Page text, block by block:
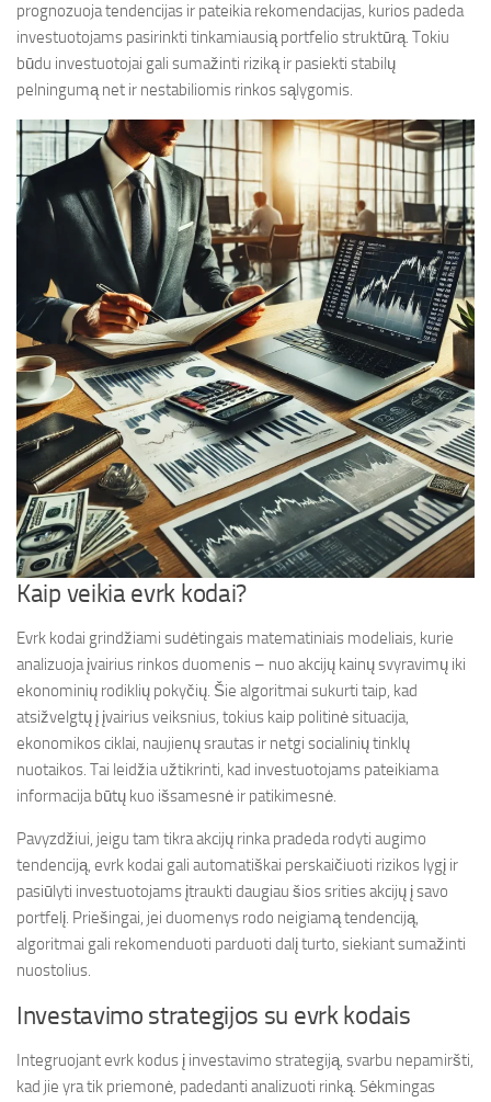
prognozuoja tendencijas ir pateikia rekomendacijas, kurios padeda
investuotojams pasirinkti tinkamiausią portfelio struktūrą. Tokiu
būdu investuotojai gali sumažinti riziką ir pasiekti stabilų
pelningumą net ir nestabiliomis rinkos sąlygomis.
Kaip veikia evrk kodai?
Evrk kodai grindžiami sudėtingais matematiniais modeliais, kurie
analizuoja įvairius rinkos duomenis – nuo akcijų kainų svyravimų iki
ekonominių rodiklių pokyčių. Šie algoritmai sukurti taip, kad
atsižvelgtų į įvairius veiksnius, tokius kaip politinė situacija,
ekonomikos ciklai, naujienų srautas ir netgi socialinių tinklų
nuotaikos. Tai leidžia užtikrinti, kad investuotojams pateikiama
informacija būtų kuo išsamesnė ir patikimesnė.
Pavyzdžiui, jeigu tam tikra akcijų rinka pradeda rodyti augimo
tendenciją, evrk kodai gali automatiškai perskaičiuoti rizikos lygį ir
pasiūlyti investuotojams įtraukti daugiau šios srities akcijų į savo
portfelį. Priešingai, jei duomenys rodo neigiamą tendenciją,
algoritmai gali rekomenduoti parduoti dalį turto, siekiant sumažinti
nuostolius.
Investavimo strategijos su evrk kodais
Integruojant evrk kodus į investavimo strategiją, svarbu nepamiršti,
kad jie yra tik priemonė, padedanti analizuoti rinką. Sėkmingas